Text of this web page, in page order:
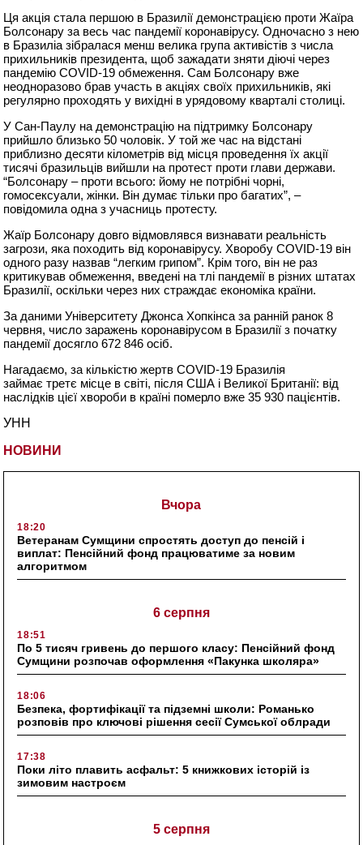
НОВИНИ
Вчора
18:20
Ветеранам Сумщини спростять доступ до пенсій і
виплат: Пенсійний фонд працюватиме за новим
алгоритмом
6 серпня
18:51
По 5 тисяч гривень до першого класу: Пенсійний фонд
Сумщини розпочав оформлення «Пакунка школяра»
18:06
Безпека, фортифікації та підземні школи: Романько
розповів про ключові рішення сесії Сумської облради
17:38
Поки літо плавить асфальт: 5 книжкових історій із
зимовим настроєм
5 серпня
Ця акція стала першою в Бразилії демонстрацією проти Жаїра
Болсонару за весь час пандемії коронавірусу. Одночасно з нею
в Бразиліа зібралася менш велика група активістів з числа
прихильників президента, щоб зажадати зняти діючі через
пандемію COVID-19 обмеження. Сам Болсонару вже
неодноразово брав участь в акціях своїх прихильників, які
регулярно проходять у вихідні в урядовому кварталі столиці.
У Сан-Паулу на демонстрацію на підтримку Болсонару
прийшло близько 50 чоловік. У той же час на відстані
приблизно десяти кілометрів від місця проведення їх акції
тисячі бразильців вийшли на протест проти глави держави.
“Болсонару – проти всього: йому не потрібні чорні,
гомосексуали, жінки. Він думає тільки про багатих”, –
повідомила одна з учасниць протесту.
Жаїр Болсонару довго відмовлявся визнавати реальність
загрози, яка походить від коронавірусу. Хворобу COVID-19 він
одного разу назвав “легким грипом”. Крім того, він не раз
критикував обмеження, введені на тлі пандемії в різних штатах
Бразилії, оскільки через них страждає економіка країни.
За даними Університету Джонса Хопкінса за ранній ранок 8
червня, число заражень коронавірусом в Бразилії з початку
пандемії досягло 672 846 осіб.
Нагадаємо, за кількістю жертв COVID-19 Бразилія
займає третє місце в світі, після США і Великої Британії: від
наслідків цієї хвороби в країні померло вже 35 930 пацієнтів.
УНН